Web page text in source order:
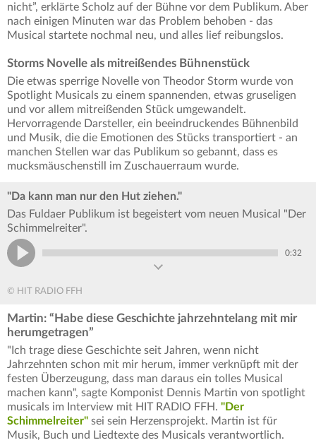
nicht”, erklärte Scholz auf der Bühne vor dem Publikum. Aber
nach einigen Minuten war das Problem behoben - das
Musical startete nochmal neu, und alles lief reibungslos.
Storms Novelle als mitreißendes Bühnenstück
Die etwas sperrige Novelle von Theodor Storm wurde von
Spotlight Musicals zu einem spannenden, etwas gruseligen
und vor allem mitreißenden Stück umgewandelt.
Hervorragende Darsteller, ein beeindruckendes Bühnenbild
und Musik, die die Emotionen des Stücks transportiert - an
manchen Stellen war das Publikum so gebannt, dass es
mucksmäuschenstill im Zuschauerraum wurde.
"Da kann man nur den Hut ziehen."
Das Fuldaer Publikum ist begeistert vom neuen Musical "Der
Schimmelreiter".
0:32
© HIT RADIO FFH
Martin: “Habe diese Geschichte jahrzehntelang mit mir
herumgetragen”
"Ich trage diese Geschichte seit Jahren, wenn nicht
Jahrzehnten schon mit mir herum, immer verknüpft mit der
festen Überzeugung, dass man daraus ein tolles Musical
machen kann", sagte Komponist Dennis Martin von spotlight
musicals im Interview mit HIT RADIO FFH. "Der
Schimmelreiter" sei sein Herzensprojekt. Martin ist für
Musik, Buch und Liedtexte des Musicals verantwortlich.